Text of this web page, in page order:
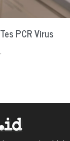
PCR Virus